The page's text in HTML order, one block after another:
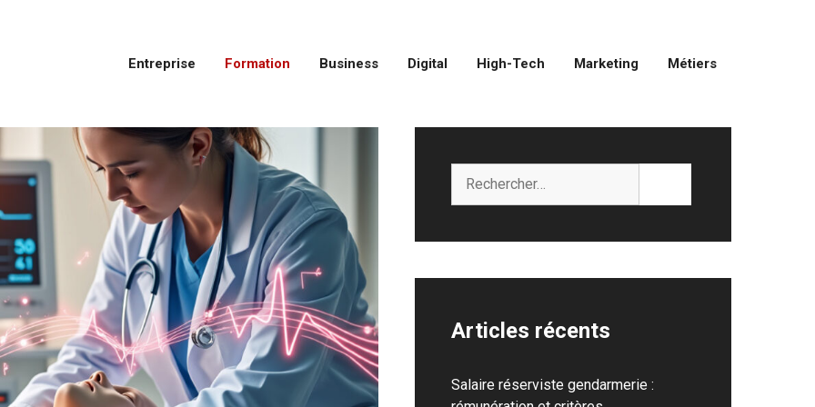
Entreprise Formation Business Digital High-Tech Marketing Métiers
Articles récents
Salaire réserviste gendarmerie :